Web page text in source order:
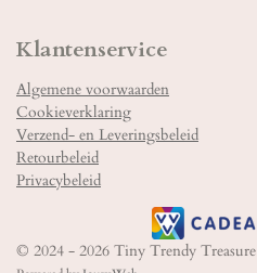
t
a
r
a
m
s
p
p
o
Klantenservice
Algemene voorwaarden
Cookieverklaring
Verzend- en Leveringsbeleid
Retourbeleid
Privacybeleid
© 2024 - 2026 Tiny Trendy Treasure